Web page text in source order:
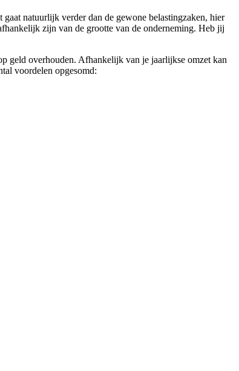
natuurlijk verder dan de gewone belastingzaken, hier
zijn van de grootte van de onderneming. Heb jij
geld overhouden. Afhankelijk van je jaarlijkse omzet kan
voordelen opgesomd: